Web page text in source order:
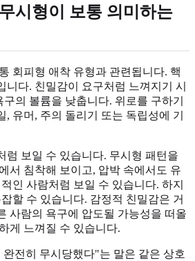
시형이 보통 의미하는
회피형 애착 유형과 관련됩니다. 핵
니다. 친밀감이 요구처럼 느껴지기 시
의 볼륨을 낮춥니다. 위로를 구하기
, 유머, 주의 돌리기 또는 독립성에 기
럼 보일 수 있습니다. 무시형 패턴을
서 침착해 보이고, 압박 속에서도 유
인 사람처럼 보일 수 있습니다. 하지
할 수 있습니다. 감정적 친밀감은 거
사람의 욕구에 압도될 가능성을 떠올
게 느껴질 수 있습니다.
전히 무시당했다"는 말은 같은 상호